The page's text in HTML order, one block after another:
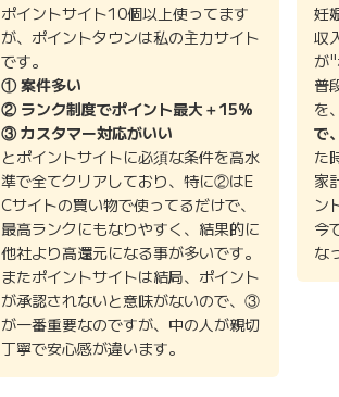
ポイントサイト10個以上使ってます
が、ポイントタウンは私の主力サイト
です。
① 案件多い
② ランク制度でポイント最大＋15%
③ カスタマー対応がいい
とポイントサイトに必須な条件を高水
準で全てクリアしており、特に②はE
Cサイトの買い物で使ってるだけで、
最高ランクにもなりやすく、結果的に
他社より高還元になる事が多いです。
またポイントサイトは結局、ポイント
が承認されないと意味がないので、③
が一番重要なのですが、中の人が親切
丁寧で安心感が違います。
妊
収
が"
普
を、
で
た
家
ン
今
な